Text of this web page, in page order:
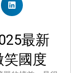
最新
笑國度